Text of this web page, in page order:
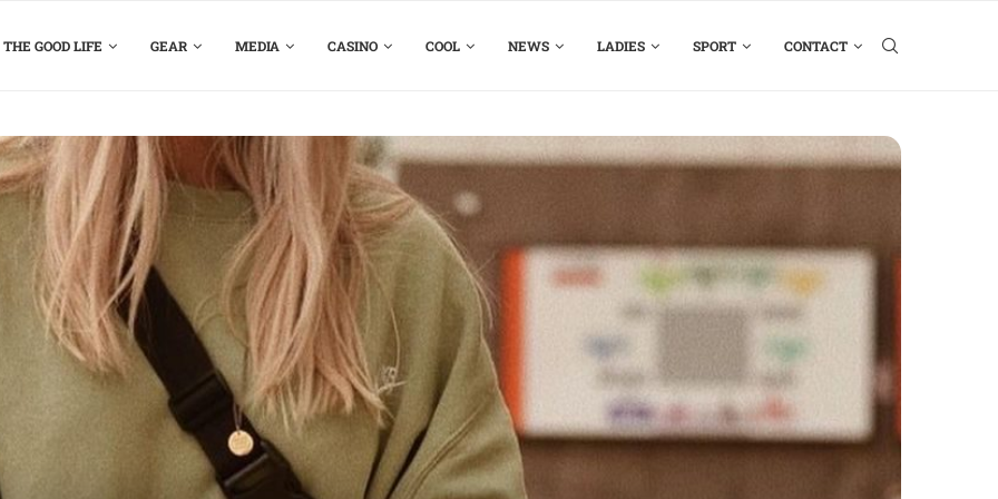
THE GOOD LIFE GEAR MEDIA CASINO COOL NEWS LADIES SPORT CONTACT